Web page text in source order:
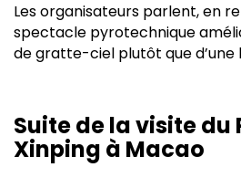
Les organisateurs parlent, en
spectacle pyrotechnique
de gratte-ciel plutôt que d’une
Suite de la visite du
Xinping à Macao